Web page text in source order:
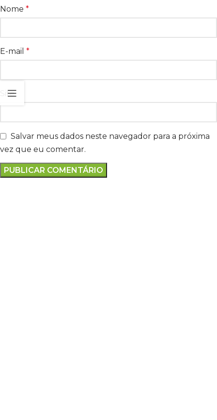
Nome *
E-mail *
Site
Salvar meus dados neste navegador para a próxima
vez que eu comentar.